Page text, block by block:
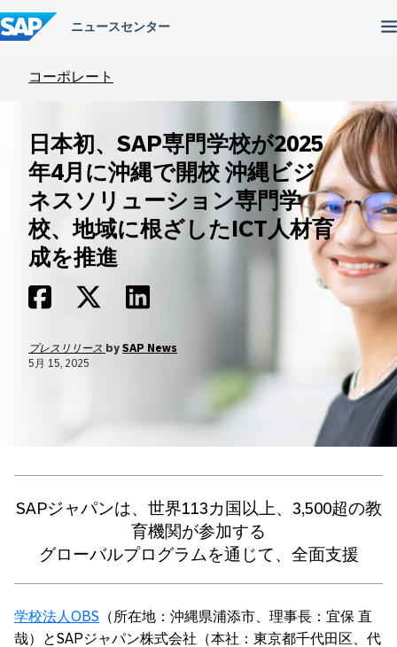
ン
テ
コーポレート
日本初、SAP専門学校が2025
年4月に沖縄で開校 沖縄ビジ
ネスソリューション専門学
校、地域に根ざしたICT人材育
成を推進
プレスリリース by SAP News
5月 15, 2025
SAPジャパンは、世界113カ国以上、3,500超の教
育機関が参加する
グローバルプログラムを通じて、全面支援
学校法人OBS （所在地：沖縄県浦添市、理事長：宜保 直
哉）とSAPジャパン株式会社（本社：東京都千代田区、代